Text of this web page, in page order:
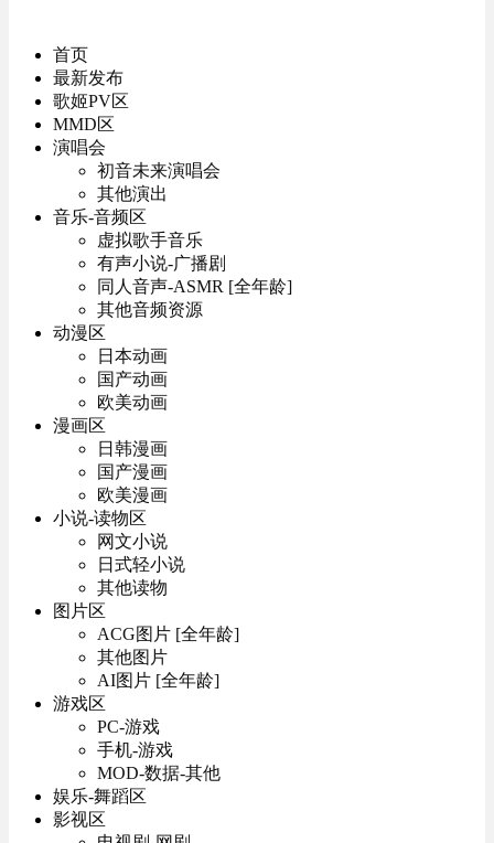
首页
最新发布
歌姬PV区
MMD区
演唱会
初音未来演唱会
其他演出
音乐-音频区
虚拟歌手音乐
有声小说-广播剧
同人音声-ASMR [全年龄]
其他音频资源
动漫区
日本动画
国产动画
欧美动画
漫画区
日韩漫画
国产漫画
欧美漫画
小说-读物区
网文小说
日式轻小说
其他读物
图片区
ACG图片 [全年龄]
其他图片
AI图片 [全年龄]
游戏区
PC-游戏
手机-游戏
MOD-数据-其他
娱乐-舞蹈区
影视区